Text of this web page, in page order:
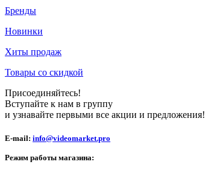
Бренды
Новинки
Хиты продаж
Товары со скидкой
Присоединяйтесь!
Вступайте к нам в группу
и узнавайте первыми все акции и предложения!
E-mail: info@videomarket.pro
Режим работы магазина: